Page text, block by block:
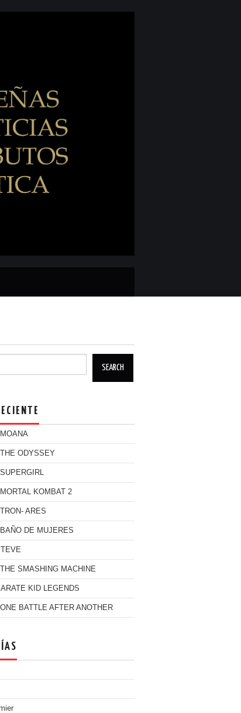
ODYSSEY
KOMBAT 2
ARES
DE MUJERES
SMASHING MACHINE
KID LEGENDS
BATTLE AFTER ANOTHER